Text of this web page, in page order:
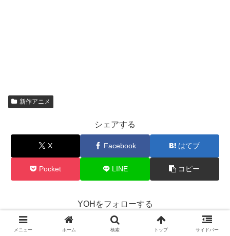
新作アニメ
シェアする
X Facebook はてブ
Pocket LINE コピー
YOHをフォローする
メニュー ホーム 検索 トップ サイドバー